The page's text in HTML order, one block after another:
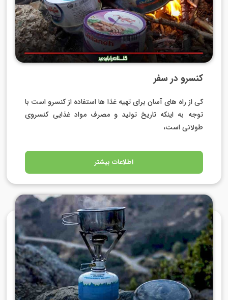
کنسرو در سفر
کی از راه های آسان برای تهیه غذا ها استفاده از کنسرو است با
توجه به اینکه تاریخ تولید و مصرف مواد غذایی کنسروی
طولانی است،
اطلاعات بیشتر